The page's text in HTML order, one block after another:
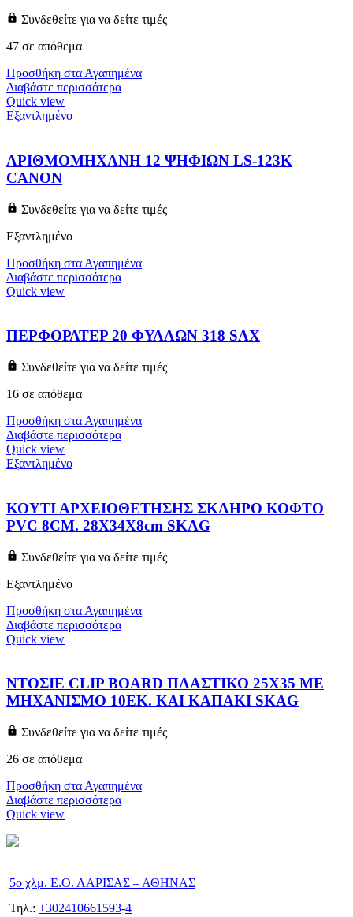
Συνδεθείτε για να δείτε τιμές
47 σε απόθεμα
Προσθήκη στα Αγαπημένα
Διαβάστε περισσότερα
Quick view
Εξαντλημένο
ΑΡΙΘΜΟΜΗΧΑΝΗ 12 ΨΗΦΙΩΝ LS-123K
CANON
Συνδεθείτε για να δείτε τιμές
Εξαντλημένο
Προσθήκη στα Αγαπημένα
Διαβάστε περισσότερα
Quick view
ΠΕΡΦΟΡΑΤΕΡ 20 ΦΥΛΛΩΝ 318 SAX
Συνδεθείτε για να δείτε τιμές
16 σε απόθεμα
Προσθήκη στα Αγαπημένα
Διαβάστε περισσότερα
Quick view
Εξαντλημένο
ΚΟΥΤΙ ΑΡΧΕΙΟΘΕΤΗΣΗΣ ΣΚΛΗΡΟ ΚΟΦΤΟ
PVC 8CM. 28Χ34Χ8cm SKAG
Συνδεθείτε για να δείτε τιμές
Εξαντλημένο
Προσθήκη στα Αγαπημένα
Διαβάστε περισσότερα
Quick view
ΝΤΟΣΙΕ CLIP BOARD ΠΛΑΣΤΙΚΟ 25X35 ΜΕ
ΜΗΧΑΝΙΣΜΟ 10ΕΚ. ΚΑΙ ΚΑΠΑΚΙ SKAG
Συνδεθείτε για να δείτε τιμές
26 σε απόθεμα
Προσθήκη στα Αγαπημένα
Διαβάστε περισσότερα
Quick view
5ο χλμ. Ε.Ο. ΛΑΡΙΣΑΣ – ΑΘΗΝΑΣ
Τηλ.: +302410661593-4